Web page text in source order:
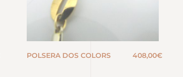
POLSERA DOS COLORS 408,00€